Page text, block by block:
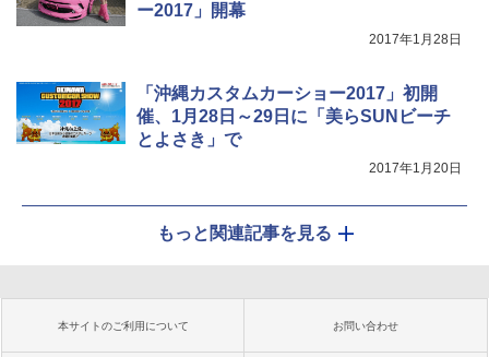
ー2017」開幕
2017年1月28日
「沖縄カスタムカーショー2017」初開
催、1月28日～29日に「美らSUNビーチ
とよさき」で
2017年1月20日
もっと関連記事を見る
本サイトのご利用について お問い合わせ